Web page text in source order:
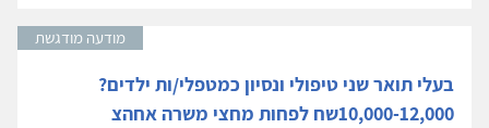
מודעה מודגשת
בעלי תואר שני טיפולי ונסיון כמטפלי/ות ילדים?
10,000-12,000שח לפחות מחצי משרה אחהצ